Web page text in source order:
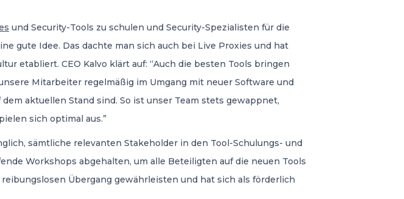
und Security-Tools zu schulen und Security-Spezialisten für die
gute Idee. Das dachte man sich auch bei Live Proxies und hat
etabliert. CEO Kalvo klärt auf: “Auch die besten Tools bringen
Mitarbeiter regelmäßig im Umgang mit neuer Software und
aktuellen Stand sind. So ist unser Team stets gewappnet,
sich optimal aus.”
sämtliche relevanten Stakeholder in den Tool-Schulungs- und
Workshops abgehalten, um alle Beteiligten auf die neuen Tools
Übergang gewährleisten und hat sich als förderlich